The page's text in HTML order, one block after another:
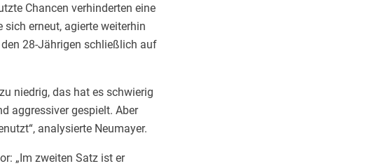
Chancen verhinderten eine
erneut, agierte weiterhin
28-Jährigen schließlich auf
niedrig, das hat es schwierig
aggressiver gespielt. Aber
analysierte Neumayer.
„Im zweiten Satz ist er